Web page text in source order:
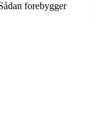
forebygger